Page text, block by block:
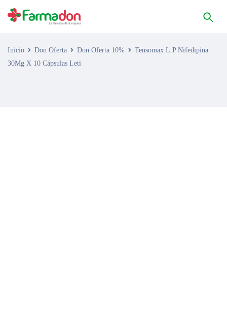
Inicio Don Oferta Don Oferta 10%
Tensomax L.P Nifedipina
30Mg X 10 Cápsulas Leti